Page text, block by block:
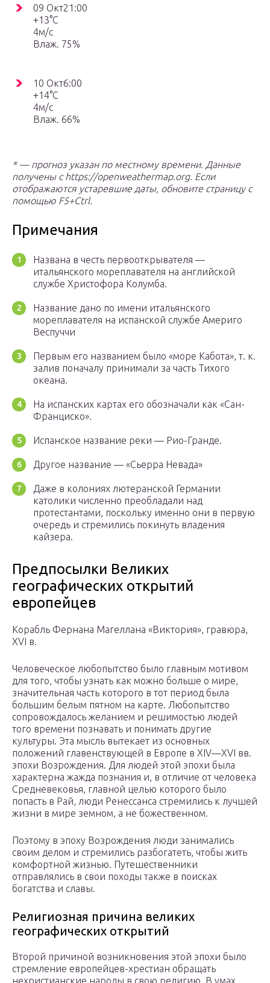
09 Окт21:00
+13°C
4м/с
Влаж. 75%
10 Окт6:00
+14°C
4м/с
Влаж. 66%
* — прогноз указан по местному времени. Данные
получены с https://openweathermap.org. Если
отображаются устаревшие даты, обновите страницу с
помощью F5+Ctrl.
Примечания
Названа в честь первооткрывателя —
итальянского мореплавателя на английской
службе Христофора Колумба.
Название дано по имени итальянского
мореплавателя на испанской службе Америго
Веспуччи
Первым его названием было «море Кабота», т. к.
залив поначалу принимали за часть Тихого
океана.
На испанских картах его обозначали как «Сан-
Франциско».
Испанское название реки — Рио-Гранде.
Другое название — «Сьерра Невада»
Даже в колониях лютеранской Германии
католики численно преобладали над
протестантами, поскольку именно они в первую
очередь и стремились покинуть владения
кайзера.
Предпосылки Великих
географических открытий
европейцев
Корабль Фернана Магеллана «Виктория», гравюра,
XVI в.
Человеческое любопытство было главным мотивом
для того, чтобы узнать как можно больше о мире,
значительная часть которого в тот период была
большим белым пятном на карте. Любопытство
сопровождалось желанием и решимостью людей
того времени познавать и понимать другие
культуры. Эта мысль вытекает из основных
положений главенствующей в Европе в XIV—XVI вв.
эпохи Возрождения. Для людей этой эпохи была
характерна жажда познания и, в отличие от человека
Средневековья, главной целью которого было
попасть в Рай, люди Ренессанса стремились к лучшей
жизни в мире земном, а не божественном.
Поэтому в эпоху Возрождения люди занимались
своим делом и стремились разбогатеть, чтобы жить
комфортной жизнью. Путешественники
отправлялись в свои походы также в поисках
богатства и славы.
Религиозная причина великих
географических открытий
Второй причиной возникновения этой эпохи было
стремление европейцев-хрестиан обращать
нехристианские народы в свою религию. В умах